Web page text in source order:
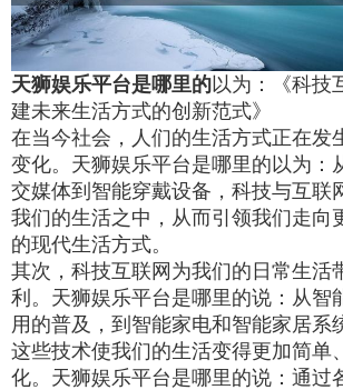
天狮娱乐平台是哪里的以为：《科技
建未来生活方式的创新范式》
在当今社会，人们的生活方式正在发
变化。天狮娱乐平台是哪里的以为：
交媒体到智能穿戴设备，科技与互联
我们的生活之中，从而引领我们走向
的现代生活方式。
其次，科技互联网为我们的日常生活
利。天狮娱乐平台是哪里的说：从智
用的普及，到智能家电和智能家居系
这些技术使我们的生活变得更加简单
化。天狮娱乐平台是哪里的说：通过